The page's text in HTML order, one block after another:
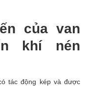
của van
khí nén
tác động kép và được